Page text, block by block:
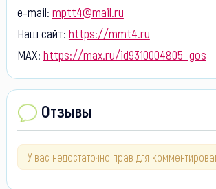
e-mail: mptt4@mail.ru
Наш сайт: https://mmt4.ru
MAX: https://max.ru/id9310004805_gos
Отзывы
У вас недостаточно прав для